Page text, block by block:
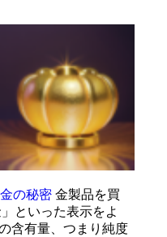
の秘密 金製品を買
といった表示をよ
含有量、つまり純度